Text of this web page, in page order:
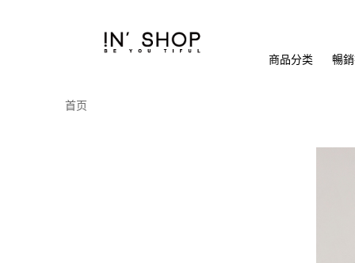
商品分类 暢
首页